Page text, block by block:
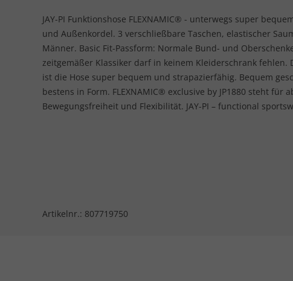
JAY-PI Funktionshose FLEXNAMIC® - unterwegs super
und Außenkordel. 3 verschließbare Taschen, elastischer
Männer. Basic Fit-Passform: Normale Bund- und
zeitgemäßer Klassiker darf in keinem Kleiderschrank fehlen.
ist die Hose super bequem und strapazierfähig. Bequem
bestens in Form. FLEXNAMIC® exclusive by JP1880 steht
Bewegungsfreiheit und Flexibilität. JAY-PI – functional
Artikelnr.: 807719750